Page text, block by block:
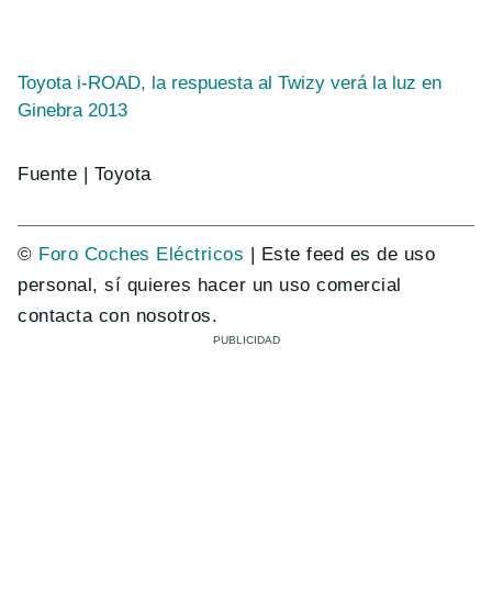
Toyota i-ROAD, la respuesta al Twizy verá la luz en
Ginebra 2013
Fuente | Toyota
© Foro Coches Eléctricos | Este feed es de uso
personal, sí quieres hacer un uso comercial
contacta con nosotros.